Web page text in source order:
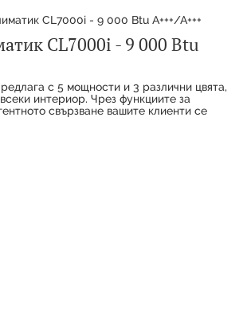
CL7000i - 9 000 Btu
с 5 мощности и 3 различни цвята,
интериор. Чрез функциите за
свързване вашите клиенти се